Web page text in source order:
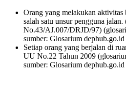
Orang yang melakukan aktivitas
salah satu unsur pengguna
No.43/AJ.007/DRJD/97)
sumber: Glosarium dephub.go.id
Setiap orang yang berjalan di
UU No.22 Tahun 2009
sumber: Glosarium dephub.go.id